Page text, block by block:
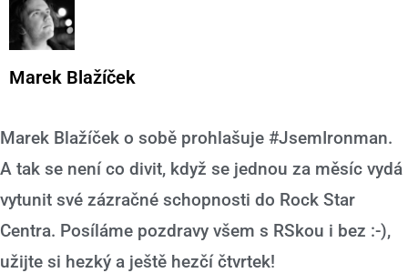
Marek Blažíček
Marek Blažíček o sobě prohlašuje #JsemIronman.
A tak se není co divit, když se jednou za měsíc vydá
vytunit své zázračné schopnosti do Rock Star
Centra. Posíláme pozdravy všem s RSkou i bez :-),
užijte si hezký a ještě hezčí čtvrtek!